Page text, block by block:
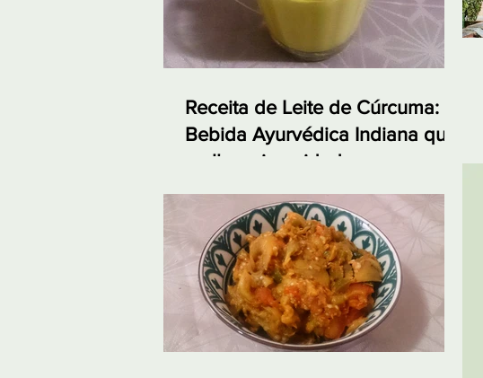
Receita de Leite de Cúrcuma:
Bebida Ayurvédica Indiana que
melhora imunidade